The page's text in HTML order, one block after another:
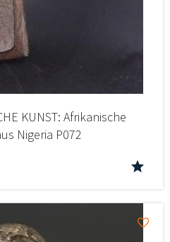
KUNST: Afrikanische
Nigeria P072